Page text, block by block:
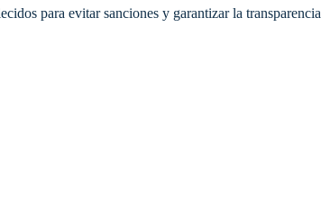
para evitar sanciones y garantizar la transparencia